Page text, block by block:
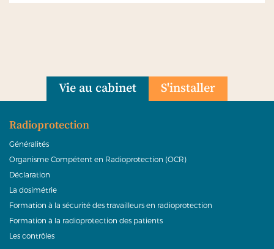
Vie au cabinet S'installer
Radioprotection
Généralités
Organisme Compétent en Radioprotection (OCR)
Déclaration
La dosimétrie
Formation à la sécurité des travailleurs en radioprotection
Formation à la radioprotection des patients
Les contrôles